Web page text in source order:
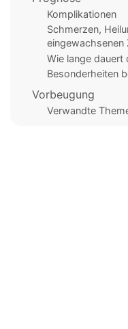
Komplikationen
Schmerzen,
eingewachsenen
Wie lange dauert
Besonderheiten
Vorbeugung
Verwandte